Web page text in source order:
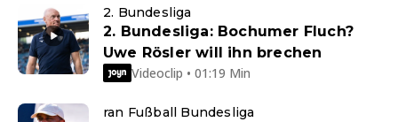
2. Bundesliga
2. Bundesliga: Bochumer Fluch?
Uwe Rösler will ihn brechen
Videoclip • 01:19 Min
ran Fußball Bundesliga